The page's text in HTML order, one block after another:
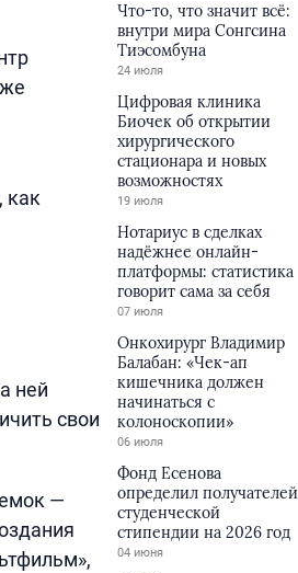
как
ней
свои
—
Что-то, что значит всё:
внутри мира Сонгсина
Тиэсомбуна
24 июля
Цифровая клиника
Биочек об открытии
хирургического
стационара и новых
возможностях
19 июля
Нотариус в сделках
надёжнее онлайн-
платформы: статистика
говорит сама за себя
07 июля
Онкохирург Владимир
Балабан: «Чек-ап
кишечника должен
начинаться с
колоноскопии»
06 июля
Фонд Есенова
определил получателей
студенческой
стипендии на 2026 год
04 июня